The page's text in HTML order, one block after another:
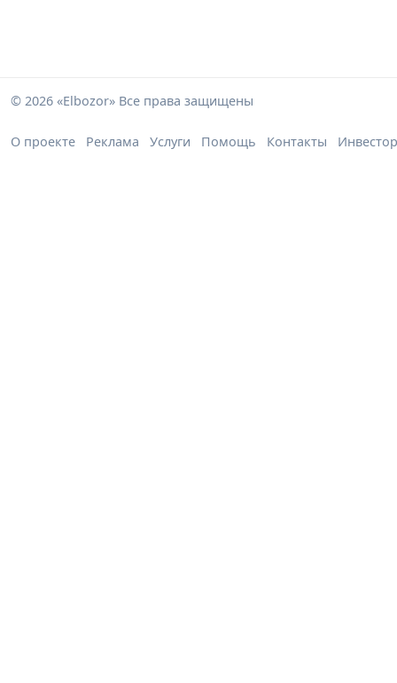
© 2026 «Elbozor» Все права защищены
О проекте Реклама Услуги Помощь Контакты